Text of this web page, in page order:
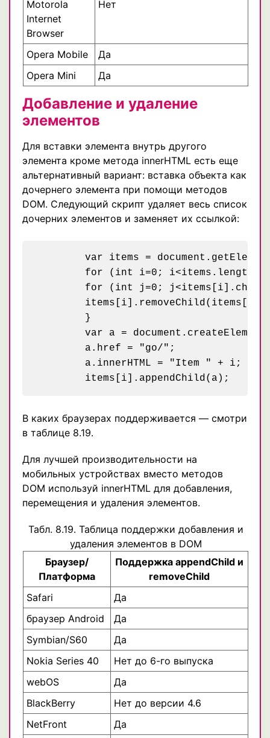
Motorola
Internet
Browser
Нет
Opera Mobile
Да
Opera Mini
Да
Добавление и удаление
элементов
Для вставки элемента внутрь другого
элемента кроме метода innerHTML есть еще
альтернативный вариант: вставка объекта как
дочернего элемента при помощи методов
DOM. Следующий скрипт удаляет весь список
дочерних элементов и заменяет их ссылкой:
В каких браузерах поддерживается — смотри
в таблице 8.19.
Для лучшей производительности на
мобильных устройствах вместо методов
DOM используй innerHTML для добавления,
перемещения и удаления элементов.
Табл. 8.19. Таблица поддержки добавления и
удаления элементов в DOM
Браузер/
Платформа
Поддержка appendChild и
removeChild
Safari
Да
браузер Android
Да
Symbian/S60
Да
Nokia Series 40
Нет до 6-го выпуска
webOS
Да
BlackBerry
Нет до версии 4.6
NetFront
Да